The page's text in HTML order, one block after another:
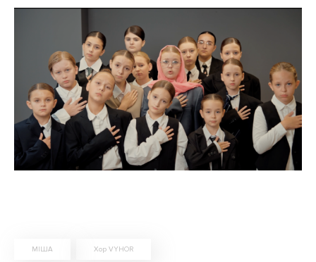
МІША Хор VYHOR